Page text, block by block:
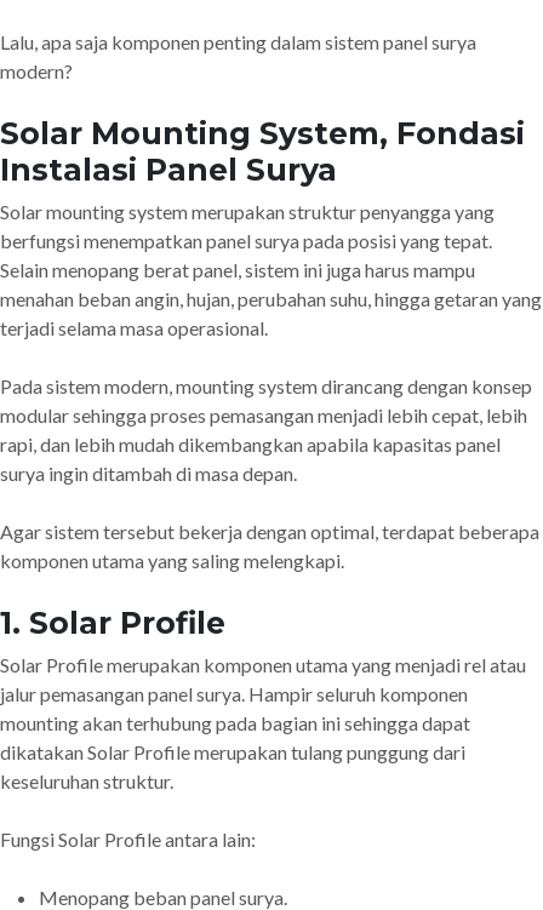
Lalu, apa saja komponen penting dalam sistem panel surya
modern?
Solar Mounting System, Fondasi
Instalasi Panel Surya
Solar mounting system merupakan struktur penyangga yang
berfungsi menempatkan panel surya pada posisi yang tepat.
Selain menopang berat panel, sistem ini juga harus mampu
menahan beban angin, hujan, perubahan suhu, hingga getaran yang
terjadi selama masa operasional.
Pada sistem modern, mounting system dirancang dengan konsep
modular sehingga proses pemasangan menjadi lebih cepat, lebih
rapi, dan lebih mudah dikembangkan apabila kapasitas panel
surya ingin ditambah di masa depan.
Agar sistem tersebut bekerja dengan optimal, terdapat beberapa
komponen utama yang saling melengkapi.
1. Solar Profile
Solar Profile merupakan komponen utama yang menjadi rel atau
jalur pemasangan panel surya. Hampir seluruh komponen
mounting akan terhubung pada bagian ini sehingga dapat
dikatakan Solar Profile merupakan tulang punggung dari
keseluruhan struktur.
Fungsi Solar Profile antara lain:
Menopang beban panel surya.